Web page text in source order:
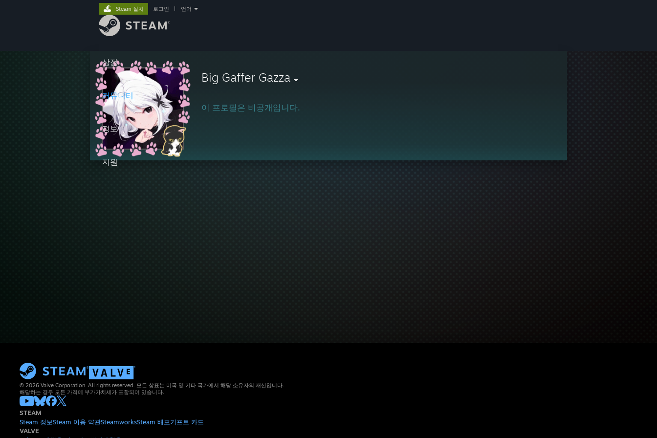
상점
커뮤니티
정보
지원
Steam 설치 로그인 언어
Big Gaffer Gazza
이 프로필은 비공개입니다.
© 2026 Valve Corporation. All rights reserved. 모든 상표는 미국 및 기타 국가에서 해당 소유자의 재산입니다.
해당하는 경우 모든 가격에 부가가치세가 포함되어 있습니다.
STEAM
Steam 정보Steam 이용 약관SteamworksSteam 배포기프트 카드
VALVE